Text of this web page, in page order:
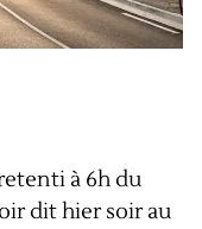
à 6h du
dit hier soir au